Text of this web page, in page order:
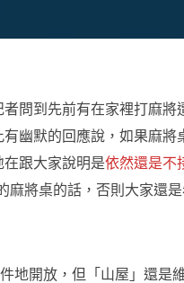
問到先前有在家裡打麻
幽默的回應說，如果麻
跟大家說明是依然還是不
麻將桌的話，否則大家還
地開放，但「山屋」還是